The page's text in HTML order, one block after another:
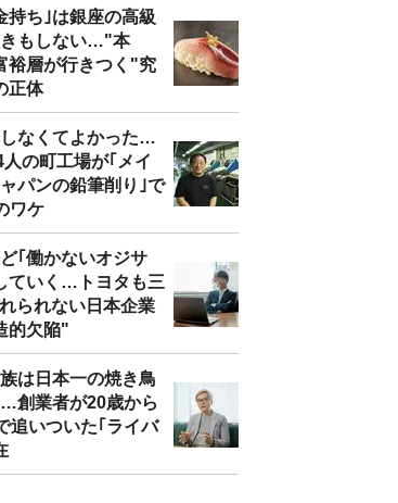
持ち｣は銀座の高級
きもしない…"本
裕層が行きつく"究
正体
なくてよかった…
の町工場が｢メイ
ャパンの鉛筆削り｣で
ワケ
｢働かないオジサ
ていく…トヨタも三
られない日本企業
的欠陥"
は日本一の焼き鳥
創業者が20歳から
追いついた｢ライバ